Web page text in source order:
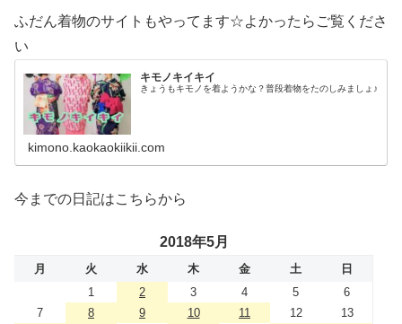
ふだん着物のサイトもやってます☆よかったらご覧くださ
い
キモノキイキイ
きょうもキモノを着ようかな？普段着物をたのしみましょ♪
kimono.kaokaokiikii.com
今までの日記はこちらから
2018年5月
月 火 水 木 金 土
日
1
2 3 4 5
6
7
8 9 10 11 12
13